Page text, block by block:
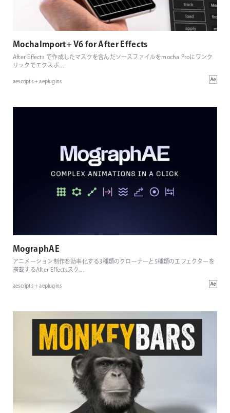
MochaImport+ V6 for After Effects
After Effects で作成したマスクを含んだソースファイルをmocha Proにワンク
リックでエクスポ…
aescripts + aeplugins
MographAE
アニメーション制作を効率化する3種類のクローナーと5種類のエフェクターを
搭載するAfter Effectsスク…
aescripts + aeplugins